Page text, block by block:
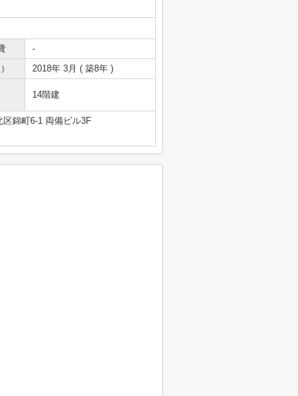
-
2018年 3月 ( 築8年 )
14階建
区錦町6-1 両備ビル3F